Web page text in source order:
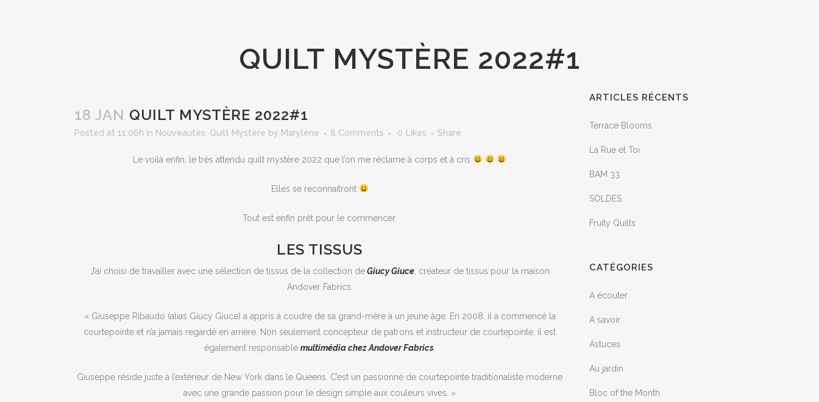
QUILT MYSTÈRE 2022#1
18 JAN QUILT MYSTÈRE 2022#1
Posted at 11:06h in Nouveautés Quilt Mystère by Marylène 8 Comments 0 Likes Share
Le voilà enfin, le très attendu quilt mystère 2022 que l’on me réclame à corps et à cris
Elles se reconnaitront
Tout est enfin prêt pour le commencer.
LES TISSUS
J’ai choisi de travailler avec une sélection de tissus de la collection deGiucy Giuce, créateur de tissus pour la maison
Andover Fabrics.
« Giuseppe Ribaudo (alias Giucy Giuce) a appris à coudre de sa grand-mère à un jeune âge. En 2008, il a commencé la
courtepointe et n’a jamais regardé en arrière. Non seulement concepteur de patrons et instructeur de courtepointe, il est
également responsable multimédia chez Andover Fabrics.
Giuseppe réside juste à l’extérieur de New York dans le Queens. C’est un passionné de courtepointe traditionaliste moderne
avec une grande passion pour le design simple aux couleurs vives. »
ARTICLES RÉCENTS
Terrace Blooms
La Rue et Toi
BAM 33
SOLDES
Fruity Quilts
CATÉGORIES
A écouter
A savoir
Astuces
Au jardin
Bloc of the Month